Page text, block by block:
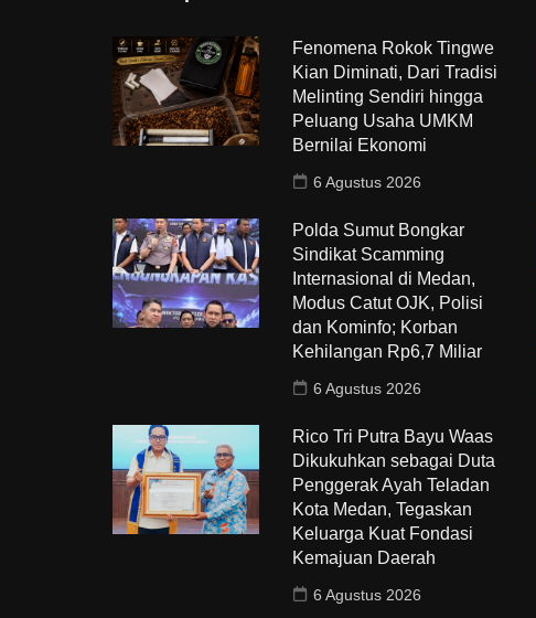
Fenomena Rokok Tingwe
Kian Diminati, Dari Tradisi
Melinting Sendiri hingga
Peluang Usaha UMKM
Bernilai Ekonomi
6 Agustus 2026
Polda Sumut Bongkar
Sindikat Scamming
Internasional di Medan,
Modus Catut OJK, Polisi
dan Kominfo; Korban
Kehilangan Rp6,7 Miliar
6 Agustus 2026
Rico Tri Putra Bayu Waas
Dikukuhkan sebagai Duta
Penggerak Ayah Teladan
Kota Medan, Tegaskan
Keluarga Kuat Fondasi
Kemajuan Daerah
6 Agustus 2026